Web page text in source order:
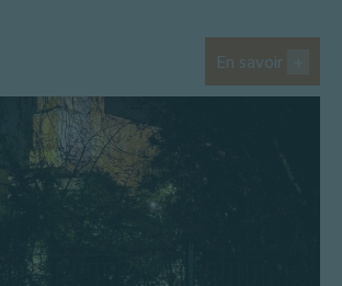
En savoir